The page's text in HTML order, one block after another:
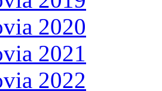
2020
2021
2022